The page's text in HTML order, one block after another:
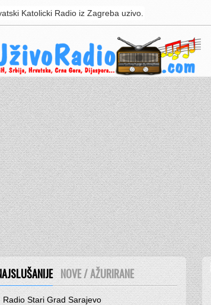
Katolicki Radio iz Zagreba uzivo.
NOVE / AŽURIRANE
Radio Stari Grad Sarajevo